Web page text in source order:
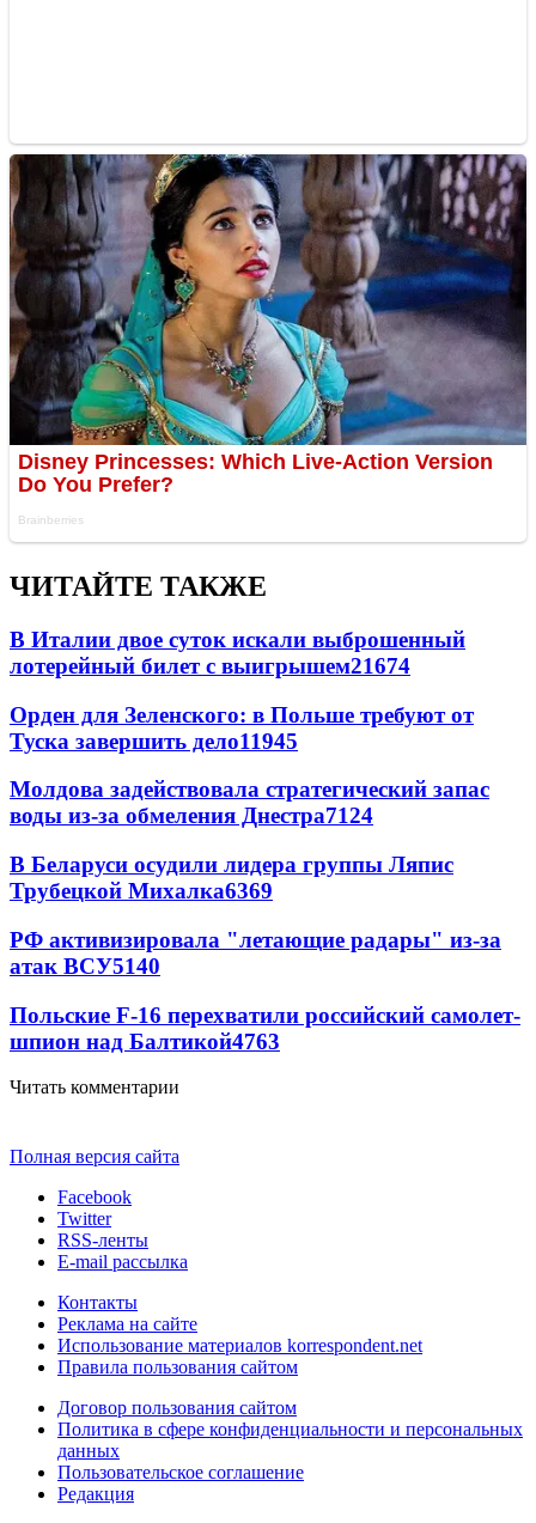
ЧИТАЙТЕ ТАКЖЕ
В Италии двое суток искали выброшенный
лотерейный билет с выигрышем21674
Орден для Зеленского: в Польше требуют от
Туска завершить дело11945
Молдова задействовала стратегический запас
воды из-за обмеления Днестра7124
В Беларуси осудили лидера группы Ляпис
Трубецкой Михалка6369
РФ активизировала "летающие радары" из-за
атак ВСУ5140
Польские F-16 перехватили российский самолет-
шпион над Балтикой4763
Читать комментарии
Полная версия сайта
Facebook
Twitter
RSS-ленты
E-mail рассылка
Контакты
Реклама на сайте
Использование материалов korrespondent.net
Правила пользования сайтом
Договор пользования сайтом
Политика в сфере конфиденциальности и персональных
данных
Пользовательское соглашение
Редакция